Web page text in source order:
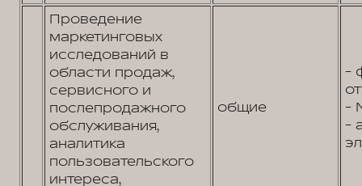
Проведение
маркетинговых
исследований в
области продаж,
сервисного и
послепродажного
обслуживания,
аналитика
пользовательского
интереса,
общие
-
-
-